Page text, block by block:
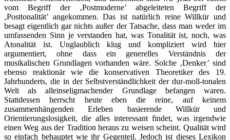
vom Begriff der ‚Postmoderne’ abgeleiteten Begriff der
‚Posttonalität’ angekommen. Das ist natürlich reine Willkür und
besagt eigentlich gar nichts außer der Tatsache, dass man weder im
umfassenden Sinn je verstanden hat, was Tonalität ist, noch, was
Atonalität ist. Unglaublich klug und kompliziert wird hier
argumentiert, ohne dass ein generelles Verständnis der
musikalischen Grundlagen vorhanden wäre. Solche ‚Denker’ sind
ebenso reaktionär wie die konservativen Theoretiker des 19.
Jahrhunderts, die in der Selbstverständlichkeit der dur-moll-tonalen
Welt als alleinseligmachender Grundlage befangen waren.
Stattdessen herrscht heute eben die reine, auf keinem
zusammenhängenden Erleben basierende Willkür und
Orientierungslosigkeit, die alles interessant findet, was irgendwie
einen Weg aus der Tradition heraus zu weisen scheint. Qualität wird
so einfach behauptet wie ihr Gegenteil. Jedoch ist dieses Lexikon